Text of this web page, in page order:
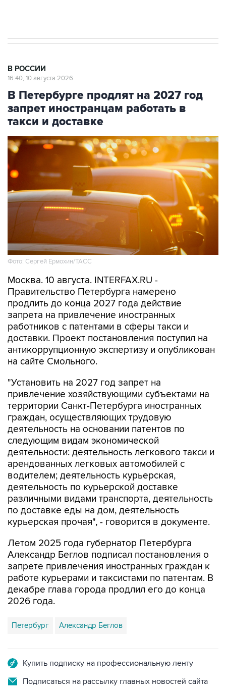
В РОССИИ
16:40, 10 августа 2026
В Петербурге продлят на 2027 год
запрет иностранцам работать в
такси и доставке
Фото: Сергей Ермохин/ТАСС
Москва. 10 августа. INTERFAX.RU -
Правительство Петербурга намерено
продлить до конца 2027 года действие
запрета на привлечение иностранных
работников с патентами в сферы такси и
доставки. Проект постановления поступил на
антикоррупционную экспертизу и опубликован
на сайте Смольного.
"Установить на 2027 год запрет на
привлечение хозяйствующими субъектами на
территории Санкт-Петербурга иностранных
граждан, осуществляющих трудовую
деятельность на основании патентов по
следующим видам экономической
деятельности: деятельность легкового такси и
арендованных легковых автомобилей с
водителем; деятельность курьерская,
деятельность по курьерской доставке
различными видами транспорта, деятельность
по доставке еды на дом, деятельность
курьерская прочая", - говорится в документе.
Летом 2025 года губернатор Петербурга
Александр Беглов подписал постановления о
запрете привлечения иностранных граждан к
работе курьерами и таксистами по патентам. В
декабре глава города продлил его до конца
2026 года.
Петербург Александр Беглов
Купить подписку на профессиональную ленту
Подписаться на рассылку главных новостей сайта